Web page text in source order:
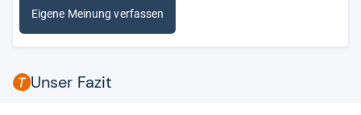
Eigene Meinung verfassen
Unser Fazit